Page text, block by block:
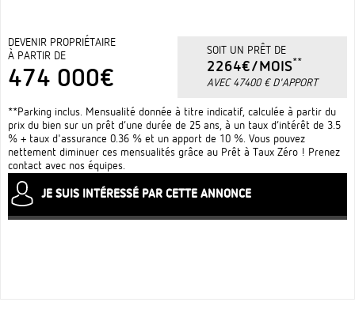
DEVENIR PROPRIÉTAIRE
À PARTIR DE
474 000€
SOIT UN PRÊT DE
2264€/MOIS**
AVEC 47400 € D'APPORT
**Parking inclus. Mensualité donnée à titre indicatif, calculée à partir du
prix du bien sur un prêt d’une durée de 25 ans, à un taux d’intérêt de 3.5
% + taux d'assurance 0.36 % et un apport de 10 %. Vous pouvez
nettement diminuer ces mensualités grâce au Prêt à Taux Zéro ! Prenez
contact avec nos équipes.
JE SUIS INTÉRESSÉ PAR CETTE ANNONCE